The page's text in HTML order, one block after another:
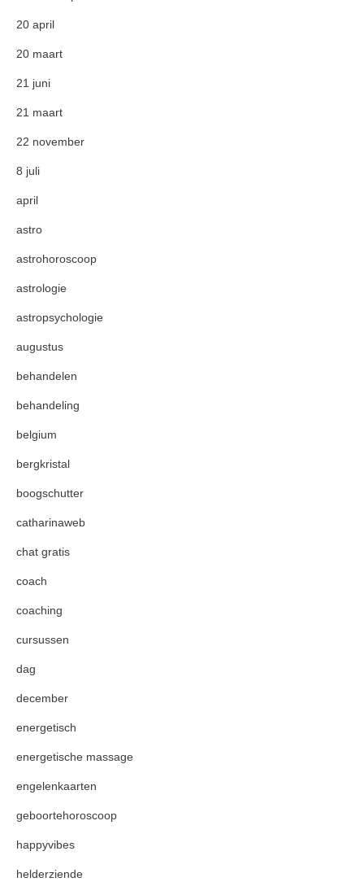
20 april
20 maart
21 juni
21 maart
22 november
8 juli
april
astro
astrohoroscoop
astrologie
astropsychologie
augustus
behandelen
behandeling
belgium
bergkristal
boogschutter
catharinaweb
chat gratis
coach
coaching
cursussen
dag
december
energetisch
energetische massage
engelenkaarten
geboortehoroscoop
happyvibes
helderziende